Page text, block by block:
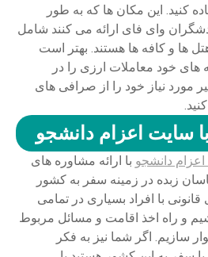
کنید. این مکان ها که به طور
وای فای ارائه می کنند شامل
ها و کافه ها هستند. بهتر است
خود معاملات ارزی را در
مورد نیاز خود را از صرافی های
سایت اعزام دانشجو
دانشجو با ارائه مشاوره های
زبده در زمینه سفر به کشور
با افراد بسیاری در تمامی
و راه اخذ اقامت و مسائل مربوط
سازیم. اگر شما نیز به فکر